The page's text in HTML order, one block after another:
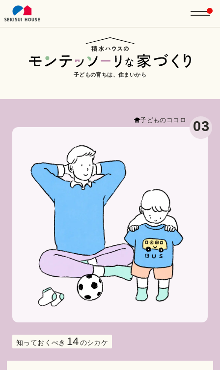
子どもの育ちは、住まいから
子どものココロ 03
知っておくべき 14のシカケ